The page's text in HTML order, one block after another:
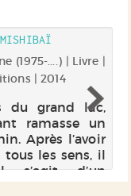
(1975-....) | Livre |
| 2014
du grand lac,
ramasse un
Après l’avoir
les sens, il
s’agit d’un
tout le monde